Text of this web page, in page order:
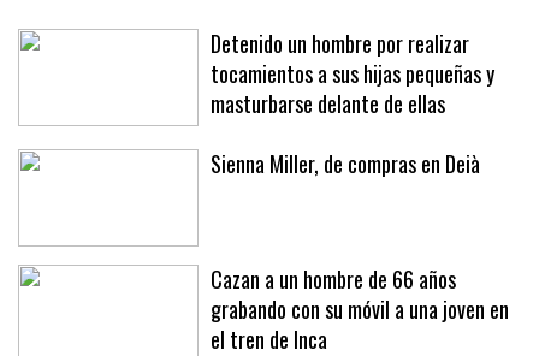
Detenido un hombre por realizar
tocamientos a sus hijas pequeñas y
masturbarse delante de ellas
Sienna Miller, de compras en Deià
Cazan a un hombre de 66 años
grabando con su móvil a una joven en
el tren de Inca